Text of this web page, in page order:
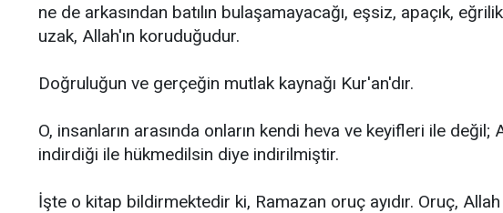
ne de arkasından batılın bulaşamayacağı, eşsiz, apaçık,
uzak, Allah'ın koruduğudur.
Doğruluğun ve gerçeğin mutlak kaynağı Kur'an'dır.
O, insanların arasında onların kendi heva ve keyifleri ile değil;
indirdiği ile hükmedilsin diye indirilmiştir.
İşte o kitap bildirmektedir ki, Ramazan oruç ayıdır. Oruç,